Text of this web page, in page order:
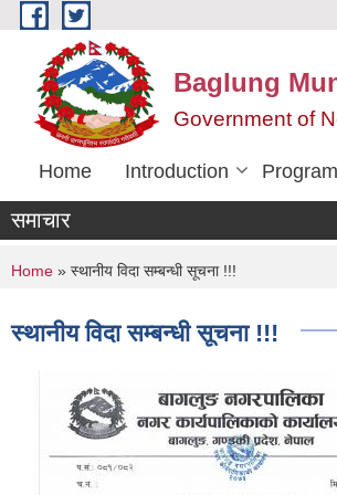
Skip to main content
Baglung
Government of
Home Introduction
समाचार
You are here
Home » स्थानीय विदा सम्बन्धी सूचना !!!
स्थानीय विदा सम्बन्धी सूचना !!!